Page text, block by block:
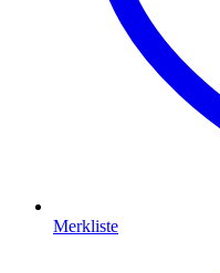
Merkliste